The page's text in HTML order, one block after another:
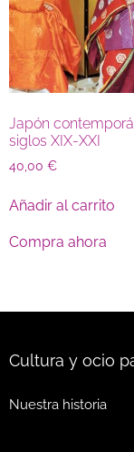
Japón
siglos XIX-XXI
40,00 €
Añadir al carrito
Compra ahora
Cultura y ocio
Nuestra historia